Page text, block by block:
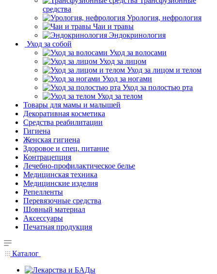
средства
Урология, нефрология
Чаи и травы
Эндокринология
Уход за собой
Уход за волосами
Уход за лицом
Уход за лицом и телом
Уход за ногами
Уход за полостью рта
Уход за телом
Товары для мамы и малышей
Декоративная косметика
Средства реабилитации
Гигиена
Женская гигиена
Здоровое и спец. питание
Контрацепция
Лечебно-профилактическое белье
Медицинская техника
Медицинские изделия
Репелленты
Перевязочные средства
Шовный материал
Аксессуары
Печатная продукция
Каталог